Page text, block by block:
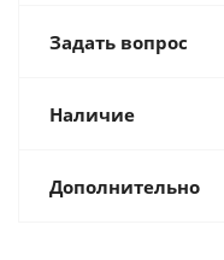
Задать вопрос
Наличие
Дополнительно